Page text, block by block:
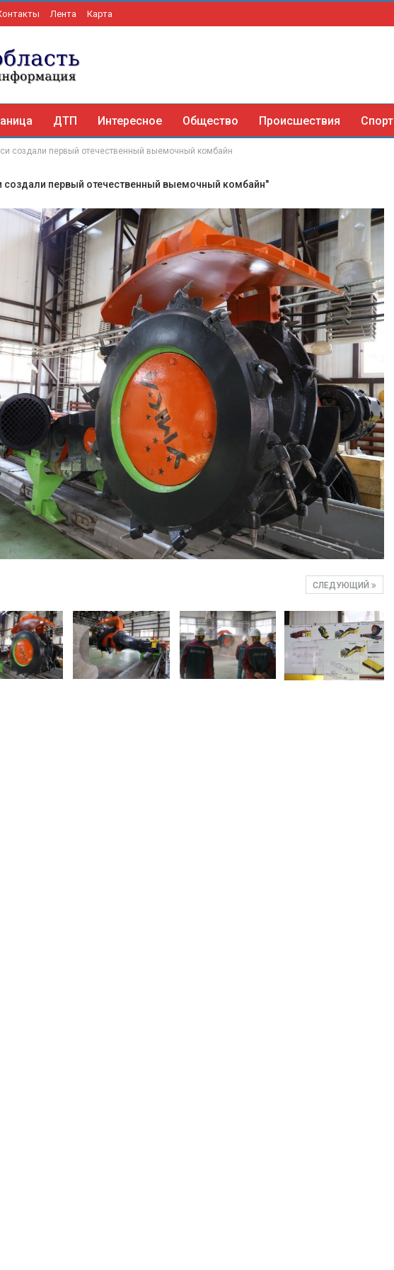
Лента Карта
ДТП Интересное Общество Происшествия Спорт
создали первый отечественный выемочный комбайн
создали первый отечественный выемочный комбайн"
СЛЕДУЮЩИЙ